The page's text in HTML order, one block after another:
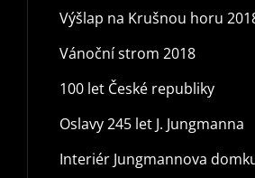
Výšlap na Krušnou horu
Vánoční strom 2018
100 let České republiky
Oslavy 245 let J. Jungmanna
Interiér Jungmannova